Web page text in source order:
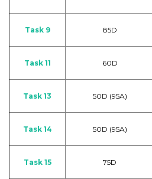
Task 9 85D
Task 11 60D
Task 13 50D (95A)
Task 14 50D (95A)
Task 15 75D